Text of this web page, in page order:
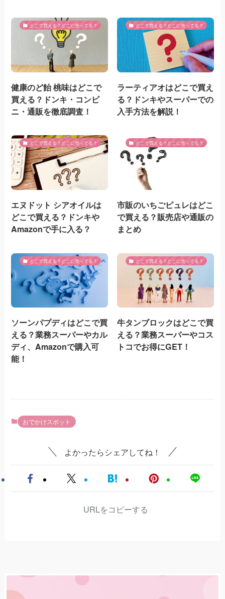
どこで買える？どこに売ってる？
健康のど飴 桃味はどこで
買える？ドンキ・コンビ
ニ・通販を徹底調査！
どこで買える？どこに売ってる？
ラーティアオはどこで買え
る？ドンキやスーパーでの
入手方法を解説！
どこで買える？どこに売ってる？
エヌドット シアオイルは
どこで買える？ドンキや
Amazonで手に入る？
どこで買える？どこに売ってる？
市販のいちごピュレはどこ
で買える？販売店や通販の
まとめ
どこで買える？どこに売ってる？
ソーンパプディはどこで買
える？業務スーパーやカル
ディ、Amazonで購入可
能！
どこで買える？どこに売ってる？
牛タンブロックはどこで買
える？業務スーパーやコス
トコでお得にGET！
おでかけスポット
よかったらシェアしてね！
URLをコピーする